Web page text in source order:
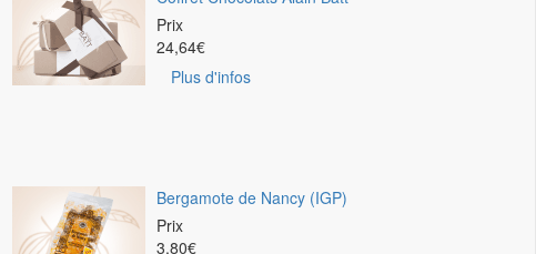
Prix
24,64€
Plus d'infos
Bergamote de Nancy (IGP)
Prix
3,80€